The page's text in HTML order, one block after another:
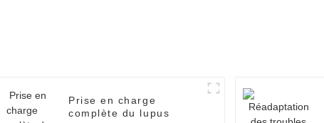
Prise en charge
complète du lupus